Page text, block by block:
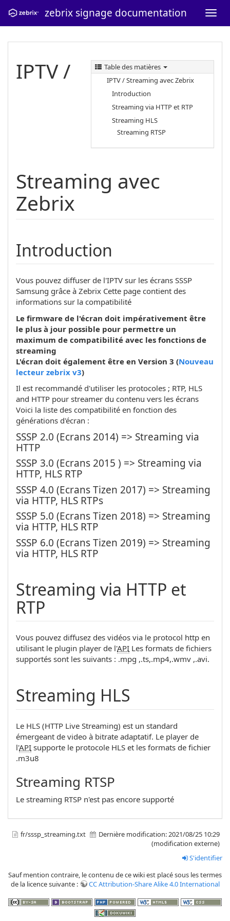
zebrix signage documentation
Table des matières
IPTV / Streaming avec Zebrix
Introduction
Streaming via HTTP et RTP
Streaming HLS
Streaming RTSP
IPTV /
Streaming avec
Zebrix
Introduction
Vous pouvez diffuser de l'IPTV sur les écrans SSSP
Samsung grâce à Zebrix Cette page contient des
informations sur la compatibilité
Le firmware de l'écran doit impérativement être
le plus à jour possible pour permettre un
maximum de compatibilité avec les fonctions de
streaming
L'écran doit également être en Version 3 (Nouveau
lecteur zebrix v3)
Il est recommandé d'utiliser les protocoles ; RTP, HLS
and HTTP pour streamer du contenu vers les écrans
Voici la liste des compatibilité en fonction des
générations d'écran :
SSSP 2.0 (Ecrans 2014) => Streaming via
HTTP
SSSP 3.0 (Ecrans 2015 ) => Streaming via
HTTP, HLS RTP
SSSP 4.0 (Ecrans Tizen 2017) => Streaming
via HTTP, HLS RTPs
SSSP 5.0 (Ecrans Tizen 2018) => Streaming
via HTTP, HLS RTP
SSSP 6.0 (Ecrans Tizen 2019) => Streaming
via HTTP, HLS RTP
Streaming via HTTP et
RTP
Vous pouvez diffusez des vidéos via le protocol http en
utilisant le plugin player de l'API Les formats de fichiers
supportés sont les suivants : .mpg ,.ts,.mp4,.wmv ,.avi.
Streaming HLS
Le HLS (HTTP Live Streaming) est un standard
émergeant de video à bitrate adaptatif. Le player de
l'API supporte le protocole HLS et les formats de fichier
.m3u8
Streaming RTSP
Le streaming RTSP n'est pas encore supporté
fr/sssp_streaming.txt Dernière modification: 2021/08/25 10:29
(modification externe)
S'identifier
Sauf mention contraire, le contenu de ce wiki est placé sous les termes
de la licence suivante :
CC Attribution-Share Alike 4.0 International